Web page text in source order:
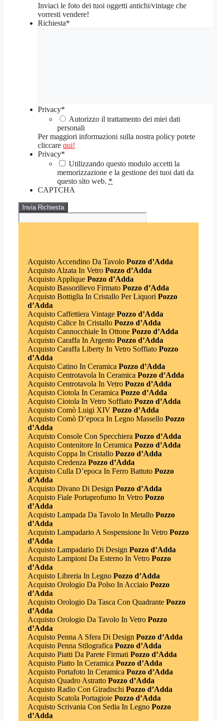
Inviaci le foto dei tuoi oggetti antichi/vintage che
vorresti vendere!
Richiesta*
Privacy*
Autorizzo il trattamento dei miei dati
personali
Per maggiori informazioni sulla nostra policy potete
cliccare qui!
Privacy*
Utilizzando questo modulo accetti la
memorizzazione e la gestione dei tuoi dati da
questo sito web. *
CAPTCHA
Acquisto Accendino Da TavoloPozzo d’Adda
Acquisto Alzata In VetroPozzo d’Adda
Acquisto AppliquePozzo d’Adda
Acquisto Bassorilievo FirmatoPozzo d’Adda
Acquisto Bottiglia In Cristallo Per Liquori Pozzo
d’Adda
Acquisto Caffettiera VintagePozzo d’Adda
Acquisto Calice In CristalloPozzo d’Adda
Acquisto Cannocchiale In OttonePozzo d’Adda
Acquisto Caraffa In ArgentoPozzo d’Adda
Acquisto Caraffa Liberty In Vetro SoffiatoPozzo
d’Adda
Acquisto Catino In Ceramica Pozzo d’Adda
Acquisto Centrotavola In Ceramica Pozzo d’Adda
Acquisto Centrotavola In VetroPozzo d’Adda
Acquisto Ciotola In Ceramica Pozzo d’Adda
Acquisto Ciotola In Vetro SoffiatoPozzo d’Adda
Acquisto Comò Luigi XIVPozzo d’Adda
Acquisto Comò D’epoca In Legno MasselloPozzo
d’Adda
Acquisto Console Con Specchiera Pozzo d’Adda
Acquisto Contenitore In Ceramica Pozzo d’Adda
Acquisto Coppa In CristalloPozzo d’Adda
Acquisto Credenza Pozzo d’Adda
Acquisto Culla D’epoca In Ferro BattutoPozzo
d’Adda
Acquisto Divano Di Design Pozzo d’Adda
Acquisto Fiale Portaprofumo In VetroPozzo
d’Adda
Acquisto Lampada Da Tavolo In MetalloPozzo
d’Adda
Acquisto Lampadario A Sospensione In VetroPozzo
d’Adda
Acquisto Lampadario Di Design Pozzo d’Adda
Acquisto Lampioni Da Esterno In VetroPozzo
d’Adda
Acquisto Libreria In LegnoPozzo d’Adda
Acquisto Orologio Da Polso In AcciaioPozzo
d’Adda
Acquisto Orologio Da Tasca Con QuadrantePozzo
d’Adda
Acquisto Orologio Da Tavolo In VetroPozzo
d’Adda
Acquisto Penna A Sfera Di Design Pozzo d’Adda
Acquisto Penna Stilografica Pozzo d’Adda
Acquisto Piatti Da Parete Firmati Pozzo d’Adda
Acquisto Piatto In Ceramica Pozzo d’Adda
Acquisto Portafoto In Ceramica Pozzo d’Adda
Acquisto Quadro AstrattoPozzo d’Adda
Acquisto Radio Con Giradischi Pozzo d’Adda
Acquisto Scatola PortagioiePozzo d’Adda
Acquisto Scrivania Con Sedia In LegnoPozzo
d’Adda